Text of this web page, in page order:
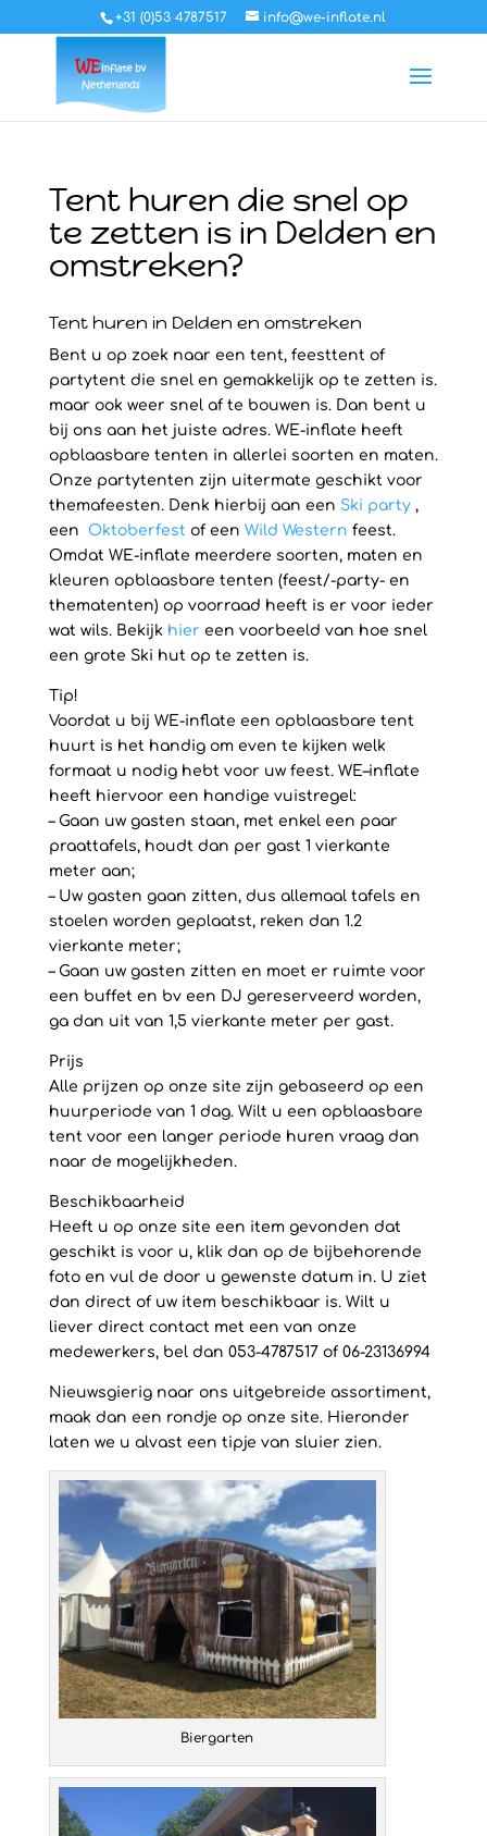
+31 (0)53 4787517 info@we-inflate.nl
Tent huren die snel op
te zetten is in Delden en
omstreken?
Tent huren in Delden en omstreken
Bent u op zoek naar een tent, feesttent of
partytent die snel en gemakkelijk op te zetten is.
maar ook weer snel af te bouwen is. Dan bent u
bij ons aan het juiste adres. WE-inflate heeft
opblaasbare tenten in allerlei soorten en maten.
Onze partytenten zijn uitermate geschikt voor
themafeesten. Denk hierbij aan een Ski party,
een Oktoberfest of een Wild Western feest.
Omdat WE-inflate meerdere soorten, maten en
kleuren opblaasbare tenten (feest/-party- en
thematenten) op voorraad heeft is er voor ieder
wat wils. Bekijk hier een voorbeeld van hoe snel
een grote Ski hut op te zetten is.
Tip!
Voordat u bij WE-inflate een opblaasbare tent
huurt is het handig om even te kijken welk
formaat u nodig hebt voor uw feest. WE–inflate
heeft hiervoor een handige vuistregel:
– Gaan uw gasten staan, met enkel een paar
praattafels, houdt dan per gast 1 vierkante
meter aan;
– Uw gasten gaan zitten, dus allemaal tafels en
stoelen worden geplaatst, reken dan 1.2
vierkante meter;
– Gaan uw gasten zitten en moet er ruimte voor
een buffet en bv een DJ gereserveerd worden,
ga dan uit van 1,5 vierkante meter per gast.
Prijs
Alle prijzen op onze site zijn gebaseerd op een
huurperiode van 1 dag. Wilt u een opblaasbare
tent voor een langer periode huren vraag dan
naar de mogelijkheden.
Beschikbaarheid
Heeft u op onze site een item gevonden dat
geschikt is voor u, klik dan op de bijbehorende
foto en vul de door u gewenste datum in. U ziet
dan direct of uw item beschikbaar is. Wilt u
liever direct contact met een van onze
medewerkers, bel dan 053-4787517 of 06-23136994
Nieuwsgierig naar ons uitgebreide assortiment,
maak dan een rondje op onze site. Hieronder
laten we u alvast een tipje van sluier zien.
Biergarten